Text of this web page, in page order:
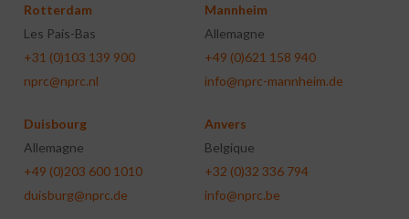
Rotterdam
Les Pais-Bas
+31 (0)103 139 900
nprc@nprc.nl
Duisbourg
Allemagne
+49 (0)203 600 1010
duisburg@nprc.de
Mannheim
Allemagne
+49 (0)621 158 940
info@nprc-mannheim.de
Anvers
Belgique
+32 (0)32 336 794
info@nprc.be